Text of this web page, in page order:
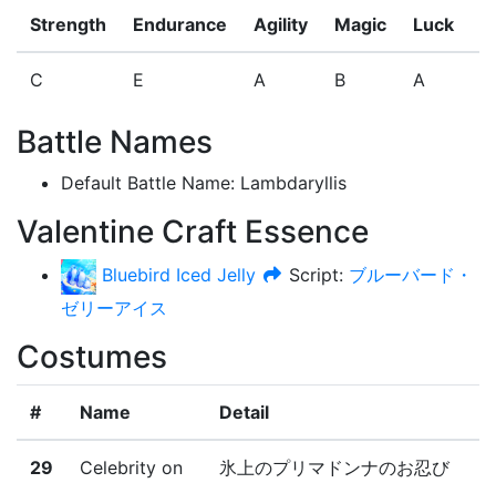
Strength Endurance Agility Magic Luck
C E A B A
Battle Names
Default Battle Name: Lambdaryllis
Valentine Craft Essence
Bluebird Iced Jelly Script: ブルーバード・
ゼリーアイス
Costumes
# Name Detail
29
Celebrity on
氷上のプリマドンナのお忍び